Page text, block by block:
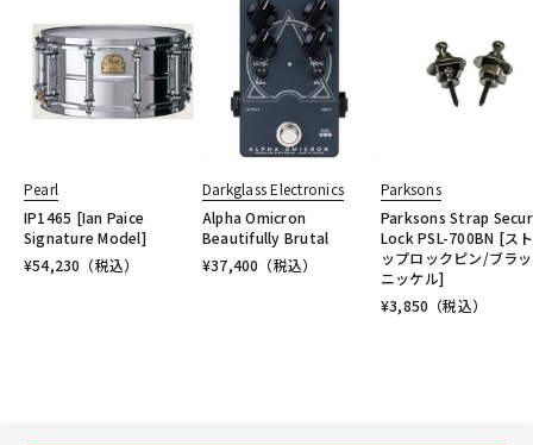
Pearl
IP1465 [Ian Paice
Signature Model]
¥54,230 （税込）
Darkglass Electronics
Alpha Omicron
Beautifully Brutal
¥37,400 （税込）
Parksons
Parksons Strap
Lock PSL-700BN [ス
ップロックピン/ブラ
ニッケル]
¥3,850 （税込）